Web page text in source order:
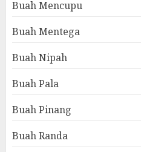
Buah Mencupu
Buah Mentega
Buah Nipah
Buah Pala
Buah Pinang
Buah Randa